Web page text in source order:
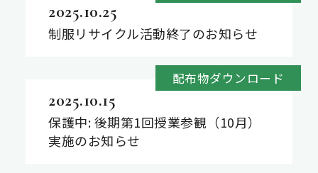
2025.10.25
制服リサイクル活動終了のお知らせ
配布物ダウンロード
2025.10.15
保護中: 後期第1回授業参観（10月）
実施のお知らせ